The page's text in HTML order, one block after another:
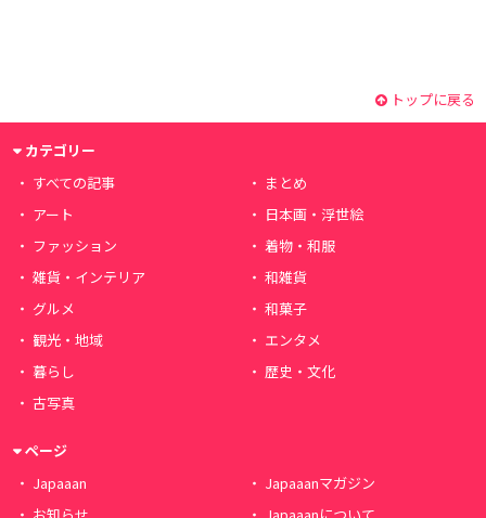
トップに戻る
カテゴリー
すべての記事
まとめ
アート
日本画・浮世絵
ファッション
着物・和服
雑貨・インテリア
和雑貨
グルメ
和菓子
観光・地域
エンタメ
暮らし
歴史・文化
古写真
ページ
Japaaan
Japaaanマガジン
お知らせ
Japaaanについて